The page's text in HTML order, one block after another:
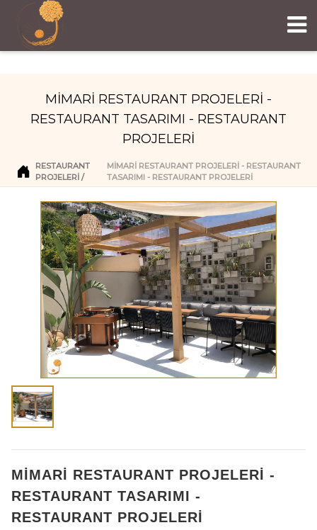
MİMARİ RESTAURANT PROJELERİ -
RESTAURANT TASARIMI - RESTAURANT
PROJELERİ
RESTAURANT
PROJELERI
MİMARİ RESTAURANT PROJELERİ - RESTAURANT
TASARIMI - RESTAURANT PROJELERİ
MİMARİ RESTAURANT PROJELERİ -
RESTAURANT TASARIMI -
RESTAURANT PROJELERİ